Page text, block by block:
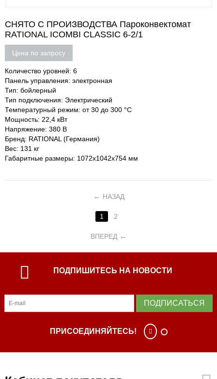
СНЯТО С ПРОИЗВОДСТВА Пароконвектомат
RATIONAL ICOMBI CLASSIC 6-2/1
Цена по запросу
Количество уровней: 6
Панель управления: электронная
Тип: бойлерный
Тип подключения: Электрический
Температурный режим: от 30 до 300 °С
Мощность: 22,4 кВт
Напряжение: 380 В
Бренд: RATIONAL (Германия)
Вес: 131 кг
Габаритные размеры: 1072х1042х754 мм
НАЗАД
1 2
ВПЕРЕД
ПОДПИШИТЕСЬ НА НОВОСТИ
ПОДПИСАТЬСЯ
ПРИСОЕДИНЯЙТЕСЬ!